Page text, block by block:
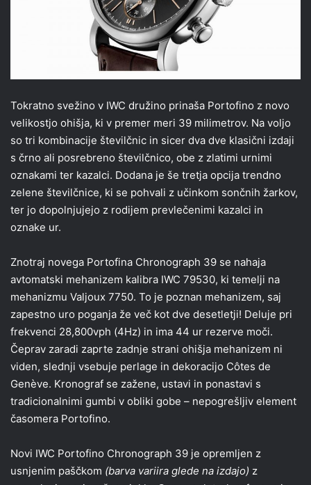
Tokratno svežino v IWC družino prinaša Portofino z novo
velikostjo ohišja, ki v premer meri 39 milimetrov. Na voljo
so tri kombinacije številčnic in sicer dva dve klasični izdaji
s črno ali posrebreno številčnico, obe z zlatimi urnimi
oznakami ter kazalci. Dodana je še tretja opcija trendno
zelene številčnice, ki se pohvali z učinkom sončnih žarkov,
ter jo dopolnjujejo z rodijem prevlečenimi kazalci in
oznake ur.
Znotraj novega Portofina Chronograph 39 se nahaja
avtomatski mehanizem kalibra IWC 79530, ki temelji na
mehanizmu Valjoux 7750. To je poznan mehanizem, saj
zapestno uro poganja že več kot dve desetletji! Deluje pri
frekvenci 28,800vph (4Hz) in ima 44 ur rezerve moči.
Čeprav zaradi zaprte zadnje strani ohišja mehanizem ni
viden, slednji vsebuje perlage in dekoracijo Côtes de
Genève. Kronograf se zažene, ustavi in ​​ponastavi s
tradicionalnimi gumbi v obliki gobe – nepogrešljiv element
časomera Portofino.
Novi IWC Portofino Chronograph 39 je opremljen z
usnjenim paščkom (barva variira glede na izdajo) z